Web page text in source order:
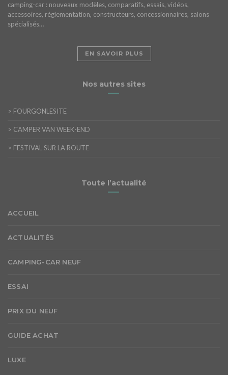
camping-car : nouveaux modèles, comparatifs, essais, vidéos,
accessoires, réglementation, constructeurs, concessionnaires, salons
spécialisés…
EN SAVOIR PLUS
Nos autres sites
> FOURGONLESITE
> CAMPER VAN WEEK-END
> FESTIVAL SUR LA ROUTE
Toute l’actualité
ACCUEIL
ACTUALITÉS
CAMPING-CAR NEUF
ESSAI
PRIX DU NEUF
GUIDE ACHAT
LUXE